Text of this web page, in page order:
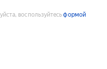
воспользуйтесьформой